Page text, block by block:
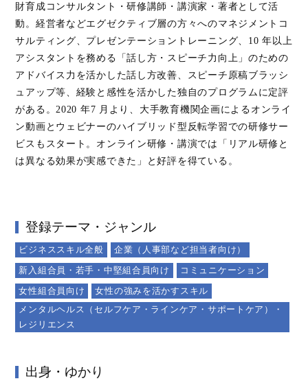
財育成コンサルタント・研修講師・講演家・著者として活
動。経営者などエグゼクティブ層の⽅々へのマネジメントコ
サルティング、プレゼンテーショントレーニング、10 年以上
アシスタントを務める「話し⽅・スピーチ⼒向上」のための
アドバイス⼒を活かした話し⽅改善、スピーチ原稿ブラッシ
ュアップ等、経験と感性を活かした独⾃のプログラムに定評
がある。2020 年7 ⽉より、⼤⼿教育機関企画によるオンライ
ン動画とウェビナーのハイブリッド型反転学習での研修サー
ビスもスタート。オンライン研修・講演では「リアル研修と
は異なる効果が実感できた」と好評を得ている。
登録テーマ・ジャンル
ビジネススキル全般
企業（人事部など担当者向け）
新入組合員・若手・中堅組合員向け
コミュニケーション
女性組合員向け
女性の強みを活かすスキル
メンタルヘルス（セルフケア・ラインケア・サポートケア）・
レジリエンス
出身・ゆかり